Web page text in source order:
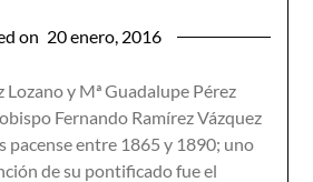
on 20 enero, 2016
Lozano y Mª Guadalupe Pérez
Fernando Ramírez Vázquez
pacense entre 1865 y 1890; uno
de su pontificado fue el